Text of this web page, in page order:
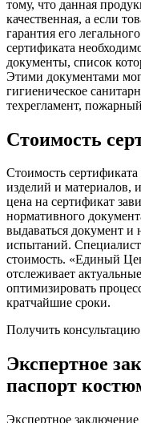
тому, что данная
качественная, а если
гарантия его
сертификата
документы, список
Этими документами
гигиеническое
техрегламент,
Стоимость
Стоимость
изделий и материалов,
цена на сертификат
нормативного
выдаваться документ
испытаний.
стоимость. «Единый
отслеживает
оптимизировать
кратчайшие сроки.
Получить консультацию
Экспертное
паспорт
Экспертное